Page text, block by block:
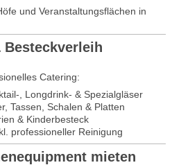
und Veranstaltungsflächen in
Catering:
, Longdrink- & Spezialgläser
Tassen, Schalen & Platten
& Kinderbesteck
professioneller Reinigung
mieten